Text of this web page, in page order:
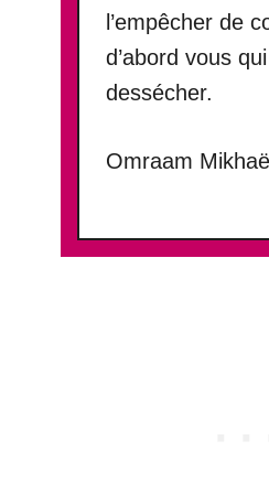
l’empêcher de
d’abord vous
dessécher.
Omraam